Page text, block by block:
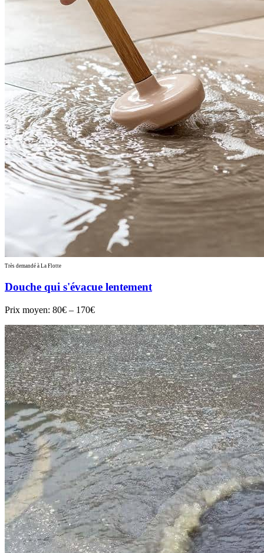
Très demandé à La Flotte
Douche qui s'évacue lentement
Prix moyen: 80€ – 170€